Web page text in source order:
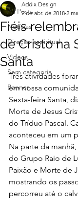
All Posts
Notícias
Direção espiritual
Vídeos
Sem categoria
Banner
Fiéis
de Cristo na
Santa
Addix Design
2 de abr. de 2018 2
Três atividades
em nossa
Sexta-feira Santa,
Morte de Jesus
do Tríduo Pascal.
aconteceu em um
Na parte da
do Grupo Raio de
Paixão e Morte de
mostrando os
percorreu até o